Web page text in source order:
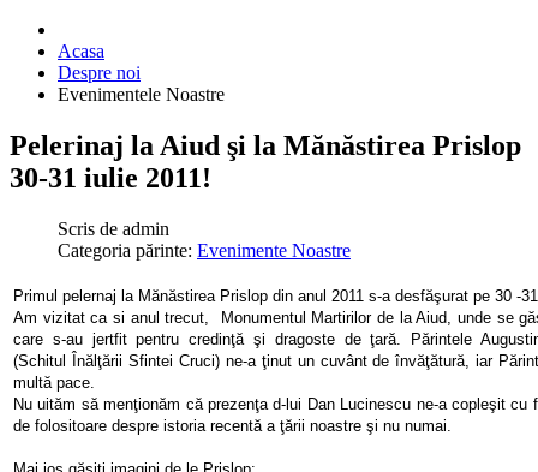
Acasa
Despre noi
Evenimentele Noastre
Pelerinaj la Aiud şi la Mănăstirea Prislop
30-31 iulie 2011!
Scris de admin
Categoria părinte: Evenimente Noastre
Primul pelernaj la Mănăstirea Prislop din anul 2011 s-a desfăşurat pe 30 -
Am vizitat ca si anul trecut, Monumentul Martirilor de la Aiud, unde se
care s-au jertfit pentru credinţă şi dragoste de ţară. Părintele
(Schitul Înălţării Sfintei Cruci) ne-a ţinut un cuvânt de învăţătură, iar
multă pace.
Nu uităm să menţionăm că prezenţa d-lui Dan Lucinescu ne-a copleşit cu
de folositoare despre istoria recentă a ţării noastre şi nu numai.